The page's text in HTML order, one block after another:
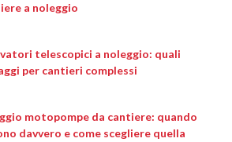
a noleggio
telescopici a noleggio: quali
per cantieri complessi
motopompe da cantiere: quando
davvero e come scegliere quella